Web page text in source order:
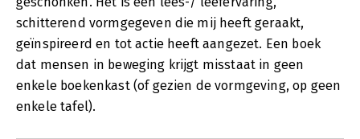
schitterend vormgegeven die mij heeft geraakt,
geïnspireerd en tot actie heeft aangezet. Een boek
dat mensen in beweging krijgt misstaat in geen
enkele boekenkast (of gezien de vormgeving, op geen
enkele tafel).